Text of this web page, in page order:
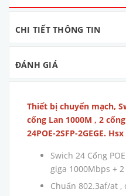
CHI TIẾT THÔNG TIN
ĐÁNH GIÁ
Thiết bị chuyển mạch,
cổng Lan 1000M , 2
24POE-2SFP-2GEGE.
Swich 24 Cổng
giga 1000Mbps + 2
Chuẩn 802.3af/at ,